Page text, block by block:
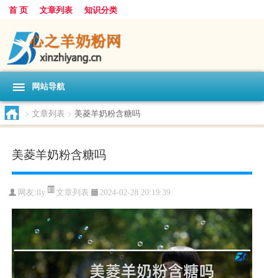
首 页 文章列表 知识分类
网站导航
> 文章列表 > 美菱羊奶粉含糖吗
美菱羊奶粉含糖吗
网友: lly 文章列表 2024-02-28 20:19:39